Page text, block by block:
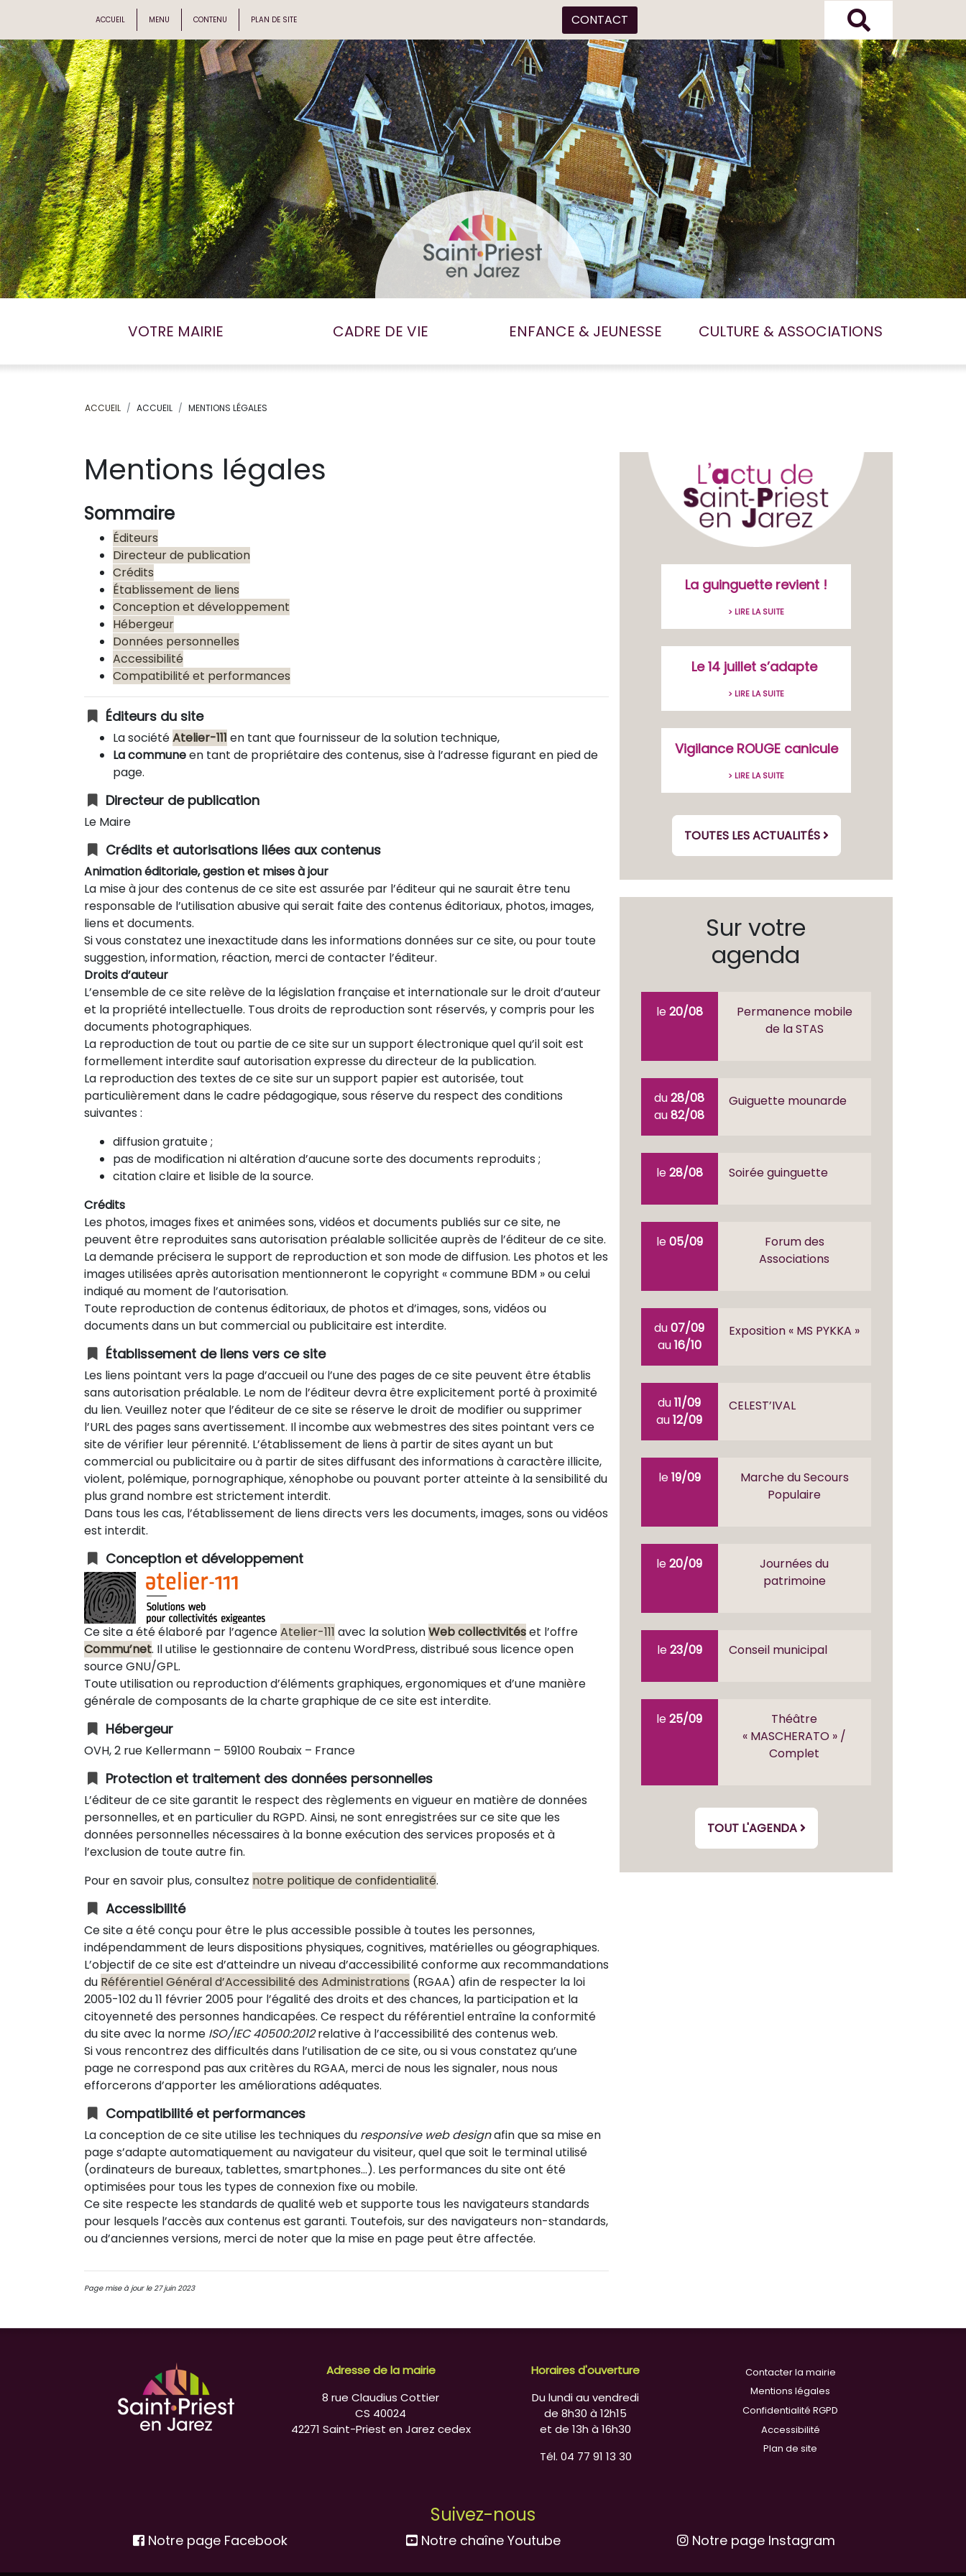
ACCUEIL MENU CONTENU PLAN DE SITE CONTACT
VOTRE MAIRIE CADRE DE VIE ENFANCE & JEUNESSE CULTURE & ASSOCIATIONS
ACCUEIL ACCUEIL MENTIONS LÉGALES
Mentions légales
Sommaire
Éditeurs
Directeur de publication
Crédits
Établissement de liens
Conception et développement
Hébergeur
Données personnelles
Accessibilité
Compatibilité et performances
Éditeurs du site
La sociétéAtelier-111 en tant que fournisseur de la solution technique,
La communeen tant de propriétaire des contenus, sise à l’adresse figurant en pied de
page.
Directeur de publication
Le Maire
Crédits et autorisations liées aux contenus
Animation éditoriale, gestion et mises à jour
La mise à jour des contenus de ce site est assurée par l’éditeur qui ne saurait être tenu
responsable de l’utilisation abusive qui serait faite des contenus éditoriaux, photos, images,
liens et documents.
Si vous constatez une inexactitude dans les informations données sur ce site, ou pour toute
suggestion, information, réaction, merci de contacter l’éditeur.
Droits d’auteur
L’ensemble de ce site relève de la législation française et internationale sur le droit d’auteur
et la propriété intellectuelle. Tous droits de reproduction sont réservés, y compris pour les
documents photographiques.
La reproduction de tout ou partie de ce site sur un support électronique quel qu’il soit est
formellement interdite sauf autorisation expresse du directeur de la publication.
La reproduction des textes de ce site sur un support papier est autorisée, tout
particulièrement dans le cadre pédagogique, sous réserve du respect des conditions
suivantes :
diffusion gratuite ;
pas de modification ni altération d’aucune sorte des documents reproduits ;
citation claire et lisible de la source.
Crédits
Les photos, images fixes et animées sons, vidéos et documents publiés sur ce site, ne
peuvent être reproduites sans autorisation préalable sollicitée auprès de l’éditeur de ce site.
La demande précisera le support de reproduction et son mode de diffusion. Les photos et les
images utilisées après autorisation mentionneront le copyright « commune BDM » ou celui
indiqué au moment de l’autorisation.
Toute reproduction de contenus éditoriaux, de photos et d’images, sons, vidéos ou
documents dans un but commercial ou publicitaire est interdite.
Établissement de liens vers ce site
Les liens pointant vers la page d’accueil ou l’une des pages de ce site peuvent être établis
sans autorisation préalable. Le nom de l’éditeur devra être explicitement porté à proximité
du lien. Veuillez noter que l’éditeur de ce site se réserve le droit de modifier ou supprimer
l’URL des pages sans avertissement. Il incombe aux webmestres des sites pointant vers ce
site de vérifier leur pérennité. L’établissement de liens à partir de sites ayant un but
commercial ou publicitaire ou à partir de sites diffusant des informations à caractère illicite,
violent, polémique, pornographique, xénophobe ou pouvant porter atteinte à la sensibilité du
plus grand nombre est strictement interdit.
Dans tous les cas, l’établissement de liens directs vers les documents, images, sons ou vidéos
est interdit.
Conception et développement
Ce site a été élaboré par l’agenceAtelier-111 avec la solutionWeb collectivitéset l’offre
Commu’net. Il utilise le gestionnaire de contenu WordPress, distribué sous licenceopen
sourceGNU/GPL.
Toute utilisation ou reproduction d’éléments graphiques, ergonomiques et d’une manière
générale de composants de la charte graphique de ce site est interdite.
Hébergeur
OVH, 2 rue Kellermann – 59100 Roubaix – France
Protection et traitement des données personnelles
L’éditeur de ce site garantit le respect des règlements en vigueur en matière de données
personnelles, et en particulier du RGPD. Ainsi, ne sont enregistrées sur ce site que les
données personnelles nécessaires à la bonne exécution des services proposés et à
l’exclusion de toute autre fin.
Pour en savoir plus, consultez notre politique de confidentialité.
Accessibilité
Ce site a été conçu pour être le plus accessible possible à toutes les personnes,
indépendamment de leurs dispositions physiques, cognitives, matérielles ou géographiques.
L’objectif de ce site est d’atteindre un niveau d’accessibilité conforme aux recommandations
du Référentiel Général d’Accessibilité des Administrations (RGAA) afin de respecter la loi
2005-102 du 11 février 2005 pour l’égalité des droits et des chances, la participation et la
citoyenneté des personnes handicapées. Ce respect du référentiel entraîne la conformité
du site avec la norme ISO/IEC 40500:2012relative à l’accessibilité des contenus web.
Si vous rencontrez des difficultés dans l’utilisation de ce site, ou si vous constatez qu’une
page ne correspond pas aux critères du RGAA, merci de nous les signaler, nous nous
efforcerons d’apporter les améliorations adéquates.
Compatibilité et performances
La conception de ce site utilise les techniques du responsive web designafin que sa mise en
page s’adapte automatiquement au navigateur du visiteur, quel que soit le terminal utilisé
(ordinateurs de bureaux, tablettes, smartphones…). Les performances du site ont été
optimisées pour tous les types de connexion fixe ou mobile.
Ce site respecte les standards de qualité web et supporte tous les navigateurs standards
pour lesquels l’accès aux contenus est garanti. Toutefois, sur des navigateurs non-standards,
ou d’anciennes versions, merci de noter que la mise en page peut être affectée.
Page mise à jour le 27 juin 2023
La guinguette revient !
> LIRE LA SUITE
Le 14 juillet s’adapte
> LIRE LA SUITE
Vigilance ROUGE canicule
> LIRE LA SUITE
TOUTES LES ACTUALITÉS
Sur votre
agenda
le20/08
Permanence mobile
de la STAS
du28/08
au82/08
Guiguette mounarde
le28/08 Soirée guinguette
le05/09
Forum des
Associations
du07/09
au16/10
Exposition « MS PYKKA »
du11/09
au12/09
CELEST’IVAL
le19/09
Marche du Secours
Populaire
le20/09
Journées du
patrimoine
le23/09 Conseil municipal
le25/09
Théâtre
« MASCHERATO » /
Complet
TOUT L'AGENDA
Adresse de la mairie
8 rue Claudius Cottier
CS 40024
42271 Saint-Priest en Jarez cedex
Horaires d'ouverture
Du lundi au vendredi
de 8h30 à 12h15
et de 13h à 16h30
Tél. 04 77 91 13 30
Contacter la mairie
Mentions légales
Confidentialité RGPD
Accessibilité
Plan de site
Suivez-nous
Notre page Facebook Notre chaîne Youtube Notre page Instagram